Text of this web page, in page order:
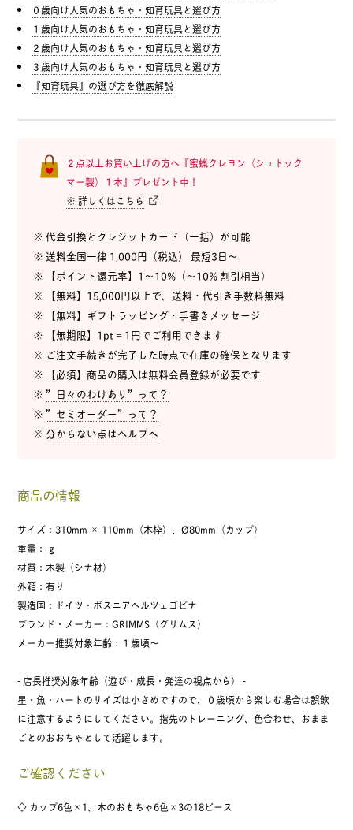
０歳向け人気のおもちゃ・知育玩具と選び方
１歳向け人気のおもちゃ・知育玩具と選び方
２歳向け人気のおもちゃ・知育玩具と選び方
３歳向け人気のおもちゃ・知育玩具と選び方
『知育玩具』の選び方を徹底解説
２点以上お買い上げの方へ『蜜蝋クレヨン（シュトック
マー製）１本』プレゼント中！
※ 詳しくはこちら
※ 代金引換とクレジットカード（一括）が可能
※ 送料全国一律 1,000円（税込） 最短3日〜
※ 【ポイント還元率】1〜10%（〜10% 割引相当）
※ 【無料】15,000円以上で、送料・代引き手数料無料
※ 【無料】ギフトラッピング・手書きメッセージ
※ 【無期限】1pt = 1円でご利用できます
※ ご注文手続きが完了した時点で在庫の確保となります
※ 【必須】商品の購入は無料会員登録が必要です
※”日々のわけあり”って？
※”セミオーダー”って？
※分からない点はヘルプへ
商品の情報
サイズ：310mm × 110mm（木枠）、Ø80mm（カップ）
重量：-g
材質：木製（シナ材）
外箱：有り
製造国：ドイツ・ボスニアヘルツェゴビナ
ブランド・メーカー：GRIMMS（グリムス）
メーカー推奨対象年齢：１歳頃〜
- 店長推奨対象年齢（遊び・成長・発達の視点から） -
星・魚・ハートのサイズは小さめですので、０歳頃から楽しむ場合は誤飲
に注意するようにしてください。指先のトレーニング、色合わせ、おまま
ごとのおおちゃとして活躍します。
ご確認ください
◇ カップ6色×1、木のおもちゃ6色×3の18ピース